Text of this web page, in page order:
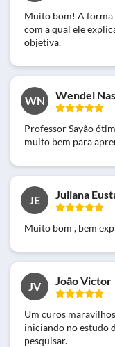
Muito bom! A forma
com a qual ele
objetiva.
WN Wendel
Professor Sayão
muito bem para
JE Juliana
Muito bom , bem
JV João Victor
Um curos
iniciando no estudo
pesquisar.